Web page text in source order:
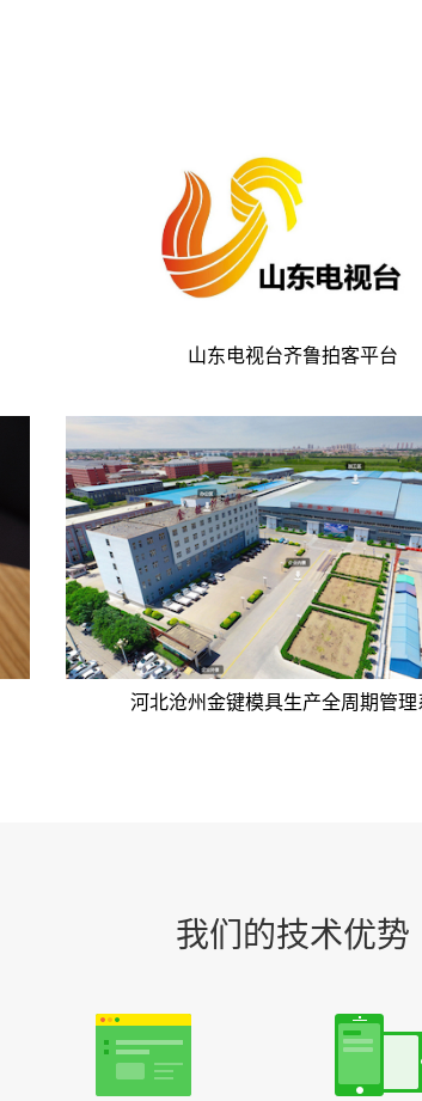
山东电视台齐鲁拍客平台
河北沧州金键模具生产全周期管理
我们的技术优势